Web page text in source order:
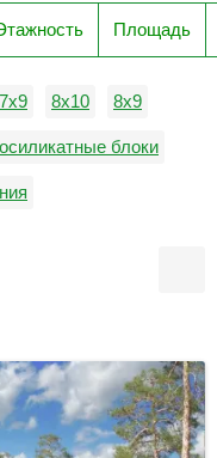
Площадь
7х9 8х10 8х9
блоки